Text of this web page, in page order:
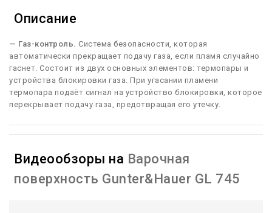
Описание
— Газ-контроль. Система безопасности, которая
автоматически прекращает подачу газа, если пламя случайно
гаснет. Cостоит из двух основных элементов: термопары и
устройства блокировки газа. При угасании пламени
термопара подаёт сигнал на устройство блокировки, которое
перекрывает подачу газа, предотвращая его утечку.
Видеообзоры на Варочная
поверхность Gunter&Hauer GL 745